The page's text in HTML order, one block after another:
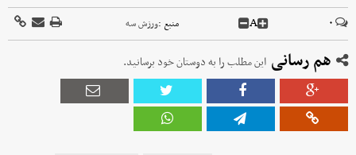
۰ A منبع :ورزش سه
هم رسانی این مطلب را به دوستان خود برسانید.